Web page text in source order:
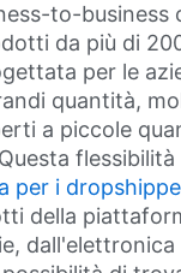
to-business
da più di
per le
quantità,
a piccole
flessibilità
per i
della
dall'elettronica